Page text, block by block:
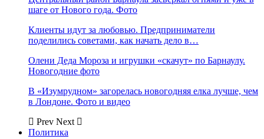
шаге от Нового года. Фото
Клиенты идут за любовью. Предприниматели
поделились советами, как начать дело в…
Олени Деда Мороза и игрушки «скачут» по Барнаулу.
Новогодние фото
В «Изумрудном» загорелась новогодняя елка лучше, чем
в Лондоне. Фото и видео
Prev Next
Политика